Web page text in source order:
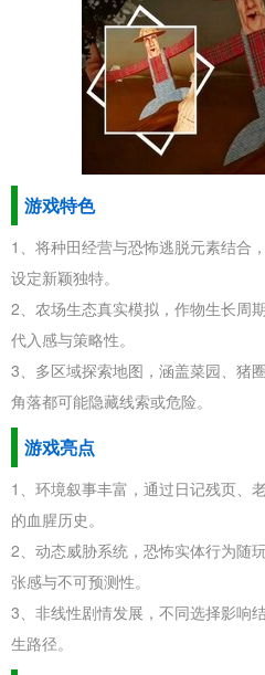
游戏特色
1、将种田经营与恐怖逃脱元素结合
设定新颖独特。
2、农场生态真实模拟，作物生长周
代入感与策略性。
3、多区域探索地图，涵盖菜园、猪
角落都可能隐藏线索或危险。
游戏亮点
1、环境叙事丰富，通过日记残页、
的血腥历史。
2、动态威胁系统，恐怖实体行为随
张感与不可预测性。
3、非线性剧情发展，不同选择影响
生路径。